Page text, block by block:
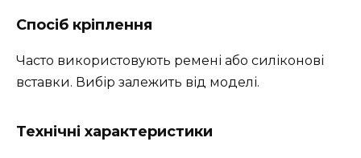
Спосіб кріплення
Часто використовують ремені або силіконові
вставки. Вибір залежить від моделі.
Технічні характеристики